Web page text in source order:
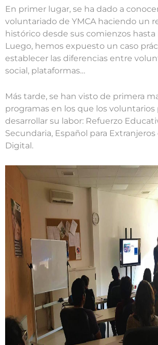
En primer lugar, se ha dado a
voluntariado de YMCA haciendo un
histórico desde sus comienzos hasta
Luego, hemos expuesto un caso
establecer las diferencias entre
social, plataformas…
Más tarde, se han visto de primera
programas en los que los
desarrollar su labor: Refuerzo
Secundaria, Español para
Digital.